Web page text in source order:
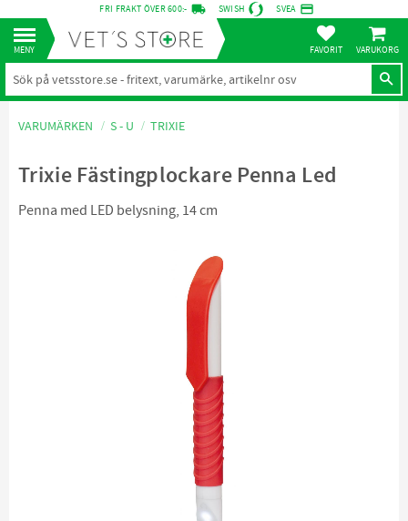
Meny
FRI FRAKT ÖVER 600:- local_shipping SWISH SVEA credit_card
FAVORITER
VARUMÄRKEN S - U TRIXIE
Trixie Fästingplockare Penna Led
Penna med LED belysning, 14 cm